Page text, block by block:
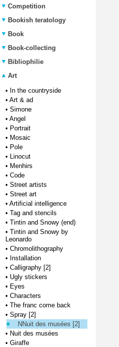
Competition
Bookish teratology
Book
Book-collecting
Bibliophilie
Art
• In the countryside
• Art & ad
• Simone
• Angel
• Portrait
• Mosaic
• Pole
• Linocut
• Menhirs
• Code
• Street artists
• Street art
• Artificial intelligence
• Tag and stencils
• Tintin and Snowy (end)
• Tintin and Snowy by
Leonardo
• Chromolithography
• Installation
• Calligraphy [2]
• Ugly stickers
• Eyes
• Characters
• The franc come back
• Spray [2]
NNuit des musées [2]
• Nuit des musées
• Giraffe